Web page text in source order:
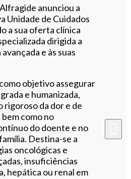
este artigoanunciou a
Unidade de Cuidados
a sua oferta clínica
dirigida a
e às suas
objetivo assegurar
e humanizada,
da dor e de
como no
do doente e no
Destina-se a
oncológicas e
insuficiências
hepática ou renal em